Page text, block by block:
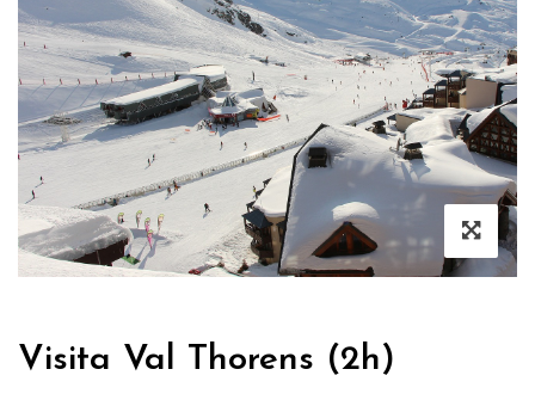
Visita Val Thorens (2h)